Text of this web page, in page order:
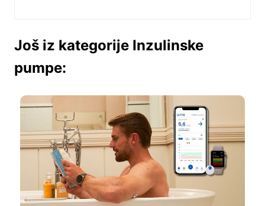
Još iz kategorije Inzulinske
pumpe: